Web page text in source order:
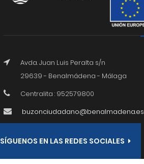
Avda. Juan Luis Peralta s/n
29639 - Benalmádena - Málaga
Centralita : 952579800
buzonciudadano@benalmadena.es
SÍGUENOS EN LAS REDES SOCIALES